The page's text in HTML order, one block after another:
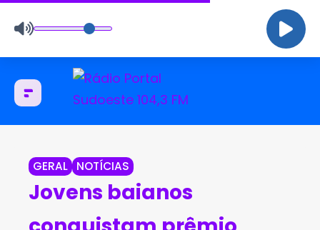
GERAL NOTÍCIAS
Jovens baianos